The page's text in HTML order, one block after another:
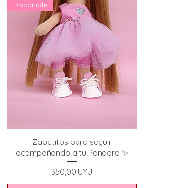
Disponible
Zapatitos para seguir
acompañando a tu Pandora ✨
Precio
350,00 UYU